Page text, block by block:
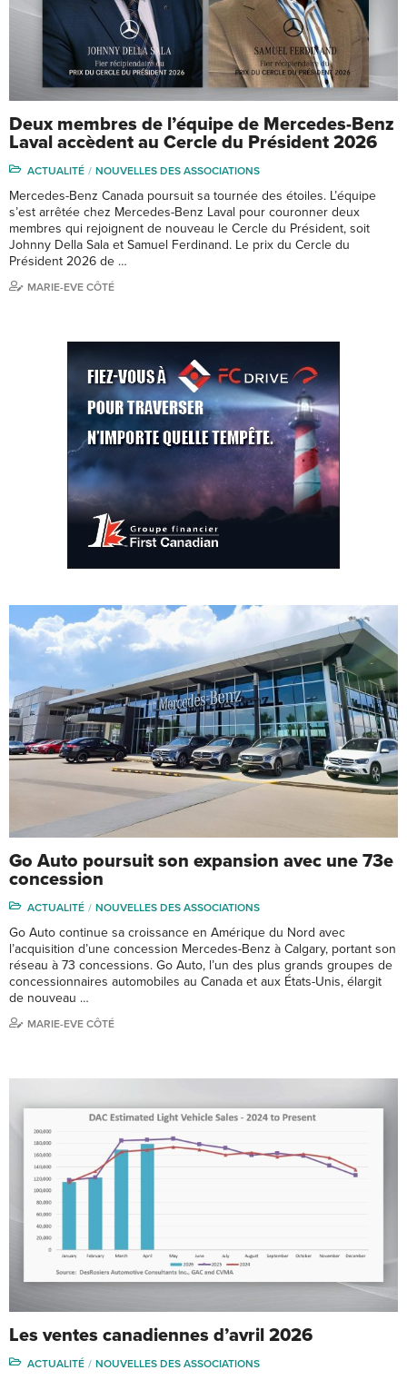
Deux membres de l’équipe de Mercedes-Benz
Laval accèdent au Cercle du Président 2026
ACTUALITÉ NOUVELLES DES ASSOCIATIONS
Mercedes-Benz Canada poursuit sa tournée des étoiles. L’équipe
s’est arrêtée chez Mercedes-Benz Laval pour couronner deux
membres qui rejoignent de nouveau le Cercle du Président, soit
Johnny Della Sala et Samuel Ferdinand. Le prix du Cercle du
Président 2026 de …
MARIE-EVE CÔTÉ
Go Auto poursuit son expansion avec une 73e
concession
ACTUALITÉ NOUVELLES DES ASSOCIATIONS
Go Auto continue sa croissance en Amérique du Nord avec
l’acquisition d’une concession Mercedes-Benz à Calgary, portant son
réseau à 73 concessions. Go Auto, l’un des plus grands groupes de
concessionnaires automobiles au Canada et aux États-Unis, élargit
de nouveau …
MARIE-EVE CÔTÉ
Les ventes canadiennes d’avril 2026
ACTUALITÉ NOUVELLES DES ASSOCIATIONS